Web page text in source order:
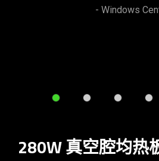
dots.
- Windows
280W 真空腔均热